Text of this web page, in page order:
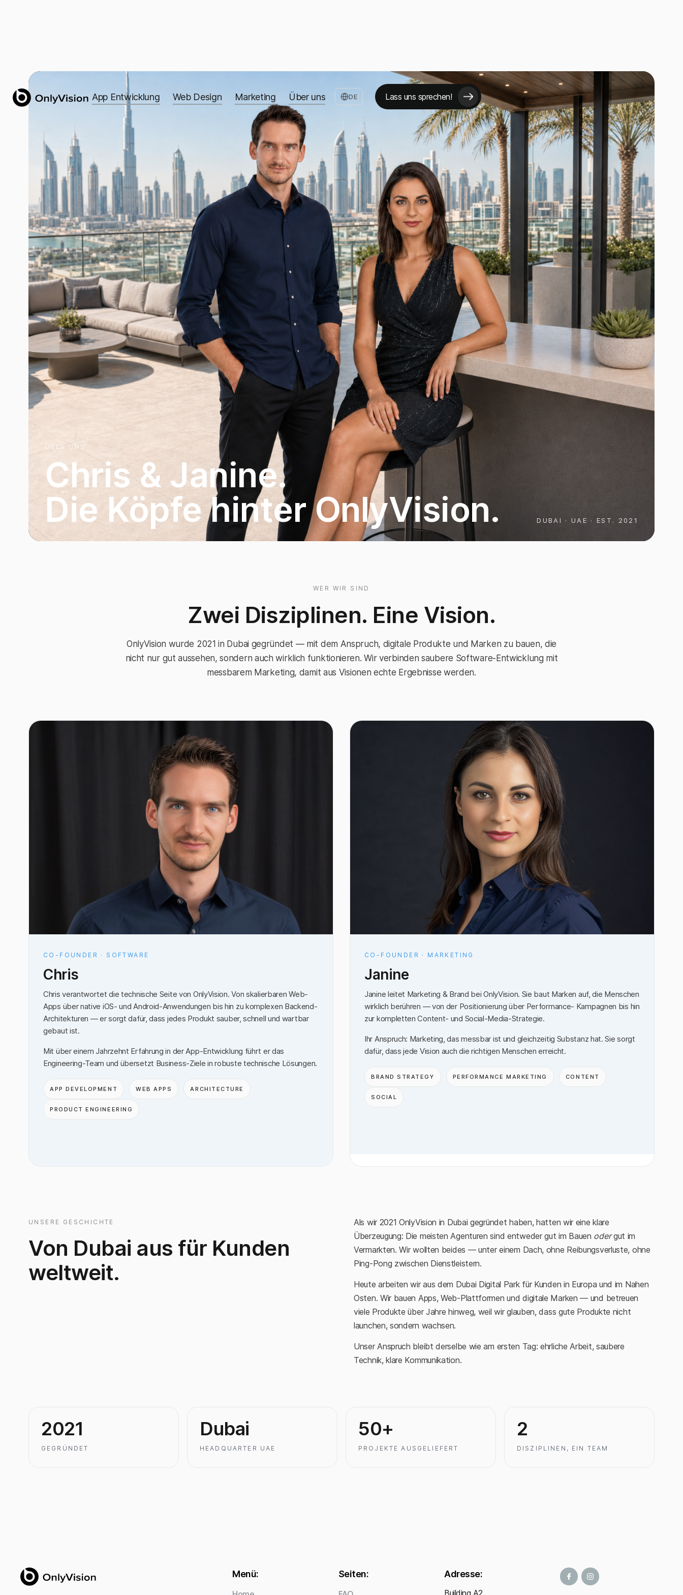
App Entwicklung Web Design Marketing Über uns DE Lass uns sprechen!
ÜBER UNS
Chris & Janine.
Die Köpfe hinter OnlyVision.
DUBAI · UAE · EST. 2021
WER WIR SIND
Zwei Disziplinen. Eine Vision.
OnlyVision wurde 2021 in Dubai gegründet — mit dem Anspruch, digitale Produkte und Marken zu bauen, die
nicht nur gut aussehen, sondern auch wirklich funktionieren. Wir verbinden saubere Software-Entwicklung mit
messbarem Marketing, damit aus Visionen echte Ergebnisse werden.
CO-FOUNDER · SOFTWARE
Chris
Chris verantwortet die technische Seite von OnlyVision. Von skalierbaren Web-
Apps über native iOS- und Android-Anwendungen bis hin zu komplexen Backend-
Architekturen — er sorgt dafür, dass jedes Produkt sauber, schnell und wartbar
gebaut ist.
Mit über einem Jahrzehnt Erfahrung in der App-Entwicklung führt er das
Engineering-Team und übersetzt Business-Ziele in robuste technische Lösungen.
APP DEVELOPMENT WEB APPS ARCHITECTURE
PRODUCT ENGINEERING
CO-FOUNDER · MARKETING
Janine
Janine leitet Marketing & Brand bei OnlyVision. Sie baut Marken auf, die Menschen
wirklich berühren — von der Positionierung über Performance- Kampagnen bis hin
zur kompletten Content- und Social-Media-Strategie.
Ihr Anspruch: Marketing, das messbar ist und gleichzeitig Substanz hat. Sie sorgt
dafür, dass jede Vision auch die richtigen Menschen erreicht.
BRAND STRATEGY PERFORMANCE MARKETING CONTENT
SOCIAL
UNSERE GESCHICHTE
Von Dubai aus für Kunden
weltweit.
Als wir 2021 OnlyVision in Dubai gegründet haben, hatten wir eine klare
Überzeugung: Die meisten Agenturen sind entweder gut im Bauen odergut im
Vermarkten. Wir wollten beides — unter einem Dach, ohne Reibungsverluste, ohne
Ping-Pong zwischen Dienstleistern.
Heute arbeiten wir aus dem Dubai Digital Park für Kunden in Europa und im Nahen
Osten. Wir bauen Apps, Web-Plattformen und digitale Marken — und betreuen
viele Produkte über Jahre hinweg, weil wir glauben, dass gute Produkte nicht
launchen, sondern wachsen.
Unser Anspruch bleibt derselbe wie am ersten Tag: ehrliche Arbeit, saubere
Technik, klare Kommunikation.
2021
GEGRÜNDET
Dubai
HEADQUARTER UAE
50+
PROJEKTE AUSGELIEFERT
2
DISZIPLINEN, EIN TEAM
Menü: Seiten: Adresse:
Building A2